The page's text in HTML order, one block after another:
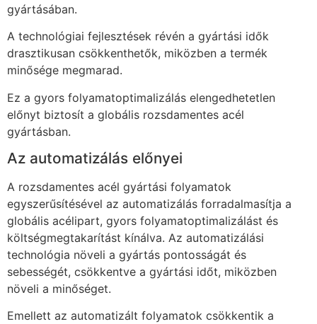
gyártásában.
A technológiai fejlesztések révén a gyártási idők
drasztikusan csökkenthetők, miközben a termék
minősége megmarad.
Ez a gyors folyamatoptimalizálás elengedhetetlen
előnyt biztosít a globális rozsdamentes acél
gyártásban.
Az automatizálás előnyei
A rozsdamentes acél gyártási folyamatok
egyszerűsítésével az automatizálás forradalmasítja a
globális acélipart, gyors folyamatoptimalizálást és
költségmegtakarítást kínálva. Az automatizálási
technológia növeli a gyártás pontosságát és
sebességét, csökkentve a gyártási időt, miközben
növeli a minőséget.
Emellett az automatizált folyamatok csökkentik a